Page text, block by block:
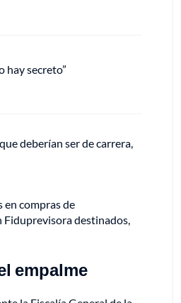
hay secreto”
deberían ser de carrera,
en compras de
Fiduprevisora destinados,
empalme